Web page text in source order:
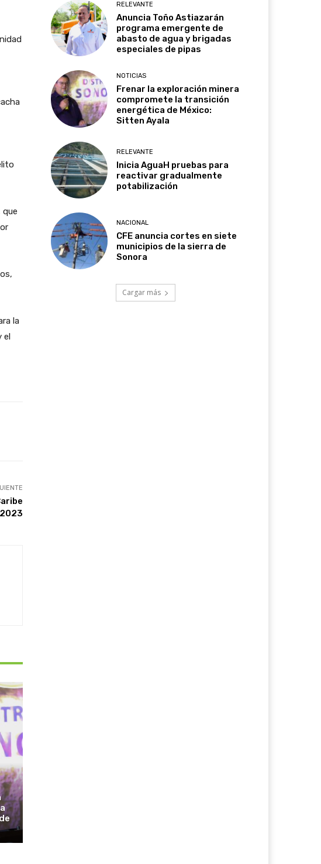
que
la
el
2023
RELEVANTE
Anuncia Toño Astiazarán
programa emergente de
abasto de agua y brigadas
especiales de pipas
NOTICIAS
Frenar la exploración minera
compromete la transición
energética de México:
Sitten Ayala
RELEVANTE
Inicia AguaH pruebas para
reactivar gradualmente
potabilización
NACIONAL
CFE anuncia cortes en siete
municipios de la sierra de
Sonora
Cargar más